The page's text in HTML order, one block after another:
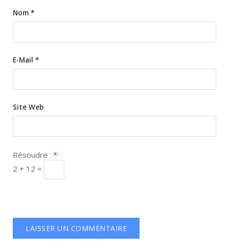
Nom *
E-Mail *
Site Web
Résoudre : *
2 + 12 =